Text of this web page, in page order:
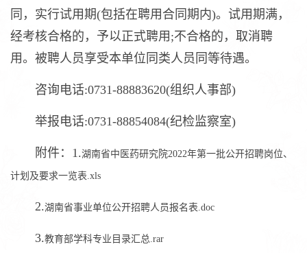
同，实行试用期(包括在聘用合同期内)。试用期满，
经考核合格的，予以正式聘用;不合格的，取消聘
用。被聘人员享受本单位同类人员同等待遇。
咨询电话:0731-88883620(组织人事部)
举报电话:0731-88854084(纪检监察室)
附件：1.湖南省中医药研究院2022年第一批公开招聘岗位、
计划及要求一览表.xls
2.湖南省事业单位公开招聘人员报名表.doc
3.教育部学科专业目录汇总.rar